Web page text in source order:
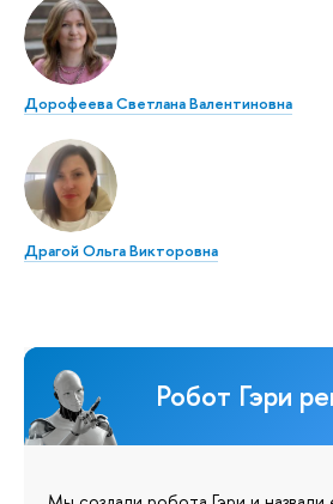
Дорофеева Светлана Валентиновна
Драгой Ольга Викторовна
Робот Гэри